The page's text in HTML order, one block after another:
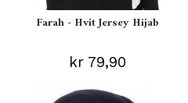
Farah - Hvit Jersey Hijab
kr 79,90